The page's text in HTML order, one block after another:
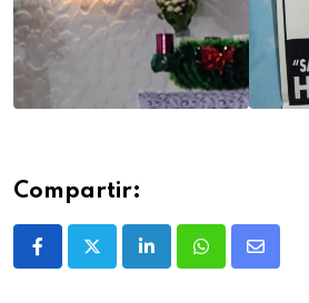
Compartir: